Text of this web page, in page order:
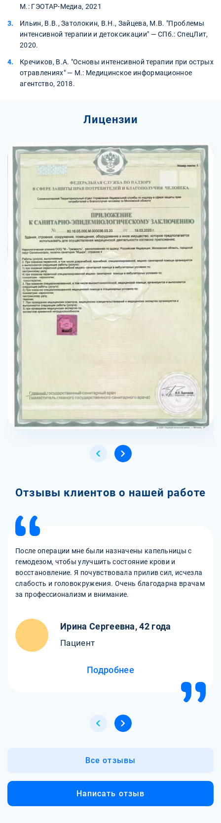
М.: ГЭОТАР-Медиа, 2021
Ильин, В.В., Затолокин, В.Н., Зайцева, М.В. "Проблемы
интенсивной терапии и детоксикации" — СПб.: СпецЛит,
2020.
Кречиков, В.А. "Основы интенсивной терапии при острых
отравлениях" — М.: Медицинское информационное
агентство, 2018.
Лицензии
Отзывы клиентов о нашей работе
После операции мне были назначены капельницы с
гемодезом, чтобы улучшить состояние крови и
восстановление. Я почувствовала прилив сил, исчезла
слабость и головокружения. Очень благодарна врачам
за профессионализм и внимание.
Ирина Сергеевна, 42 года
Пациент
Подробнее
Все отзывы
Написать отзыв